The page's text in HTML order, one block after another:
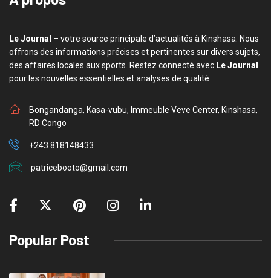
Le Journal – votre source principale d’actualités à Kinshasa. Nous
offrons des informations précises et pertinentes sur divers sujets,
des affaires locales aux sports. Restez connecté avec Le Journal
pour les nouvelles essentielles et analyses de qualité
Bongandanga, Kasa-vubu, Immeuble Veve Center, Kinshasa,
RD Congo
+243 818148433
patricebooto@gmail.com
Popular Post